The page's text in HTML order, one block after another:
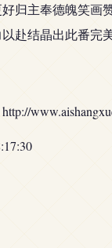
归主奉德魄笑画
赴结晶出此番完